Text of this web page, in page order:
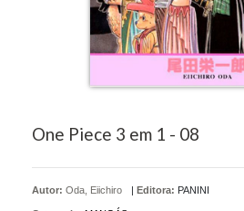
One Piece 3 em 1 - 08
Autor: Oda, Eiichiro Editora: PANINI